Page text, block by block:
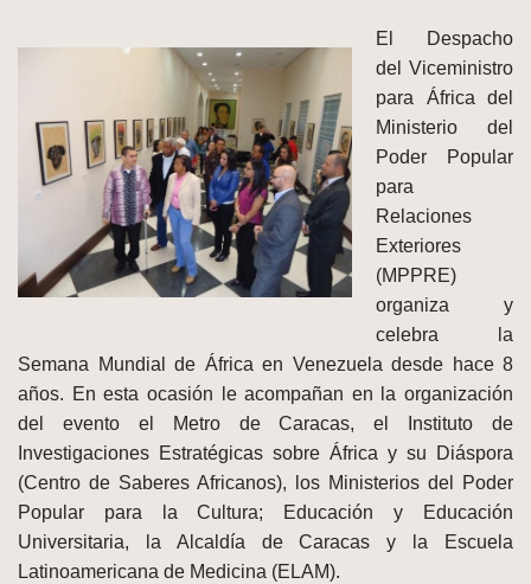
El Despacho
del Viceministro
para África del
Ministerio del
Poder Popular
para
Relaciones
Exteriores
(MPPRE)
organiza y
celebra la
Semana Mundial de África en Venezuela desde hace 8
años. En esta ocasión le acompañan en la organización
del evento el Metro de Caracas, el Instituto de
Investigaciones Estratégicas sobre África y su Diáspora
(Centro de Saberes Africanos), los Ministerios del Poder
Popular para la Cultura; Educación y Educación
Universitaria, la Alcaldía de Caracas y la Escuela
Latinoamericana de Medicina (ELAM).